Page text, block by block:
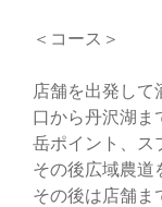
＜コース＞
店舗を出発して
口から丹沢湖ま
岳ポイント、ス
その後広域農道
その後は店舗ま